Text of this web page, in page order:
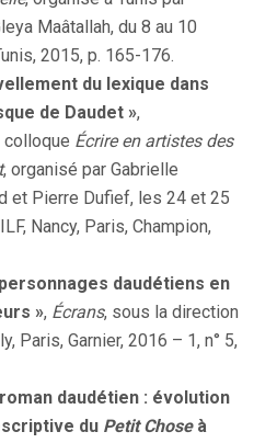
Maâtallah, du 8 au 10
2015, p. 165-176.
du lexique dans
de Daudet »,
colloque Écrire en artistes des
, organisé par Gabrielle
et Pierre Dufief, les 24 et 25
Nancy, Paris, Champion,
daudétiens en
», Écrans, sous la direction
Paris, Garnier, 2016 – 1, n° 5,
daudétien : évolution
du Petit Choseà